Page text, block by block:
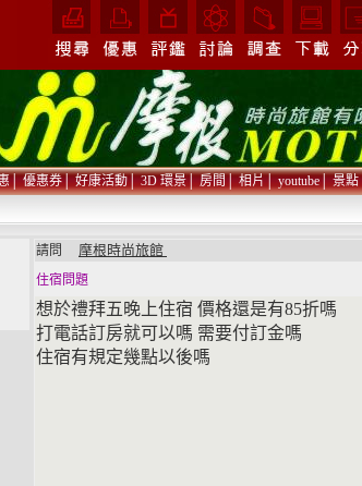
│優惠券│好康活動│3D 環景│房間│相片│youtube│景點
請問 摩根時尚旅館
住宿問題
想於禮拜五晚上住宿 價格還是有85折嗎
打電話訂房就可以嗎 需要付訂金嗎
住宿有規定幾點以後嗎